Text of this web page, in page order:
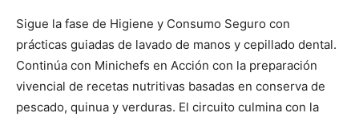
Sigue la fase de Higiene y Consumo Seguro con
prácticas guiadas de lavado de manos y cepillado dental.
Continúa con Minichefs en Acción con la preparación
vivencial de recetas nutritivas basadas en conserva de
pescado, quinua y verduras. El circuito culmina con la